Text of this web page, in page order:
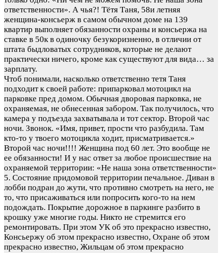
ответственности». А чья?! Тётя Таня, 58и летняя
женщина-консьерж в самом обычном доме на 139
квартир выполняет обязанности охраны и консьержа на
ставке в 50к в одиночку безукоризненно, в отличии от
штата быдловатых сотрудников, которые не делают
практически ничего, кроме как существуют для вида… за
зарплату.
Чтоб понимали, насколько ответственно тетя Таня
подходит к своей работе: припарковал мотоцикл на
парковке пред домом. Обычная дворовая парковка, не
охраняемая, не обнесенная забором. Так получилось, что
камера у подъезда захватывала и тот сектор. Второй час
ночи. Звонок. «Имя, привет, прости что разбудила. Там
кто-то у твоего мотоцикла ходит, присматривается.»
Второй час ночи!!!! Женщина под 60 лет. Это вообще не
ее обязанности! И у нас ответ за любое происшествие на
охраняемой территории: «Не наша зона ответственности»
5. Состояние придомовой территории печальное. Диван в
лобби подран до жути, что противно смотреть на него, не
то, что присаживаться или попросить кого-то на нем
подождать. Покрытие дорожное в паркинге разбито в
крошку уже многие годы. Никто не стремится его
ремонтировать. При этом УК об это прекрасно известно,
Консьержу об этом прекрасно известно, Охране об этом
прекрасно известно, Жильцам об этом прекрасно